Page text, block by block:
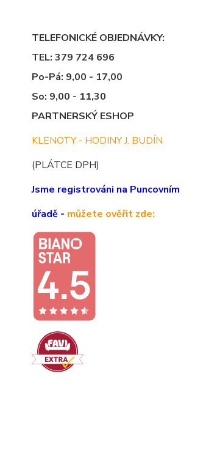
TELEFONICKÉ OBJEDNÁVKY:
TEL: 379 724 696
Po-Pá: 9,00 - 17,00
So: 9,00 - 11,30
PARTNERSKÝ ESHOP
KLENOTY - HODINY J. BUDÍN
(PLÁTCE DPH)
Jsme registrováni na Puncovním
úřadě - můžete ověřit zde: